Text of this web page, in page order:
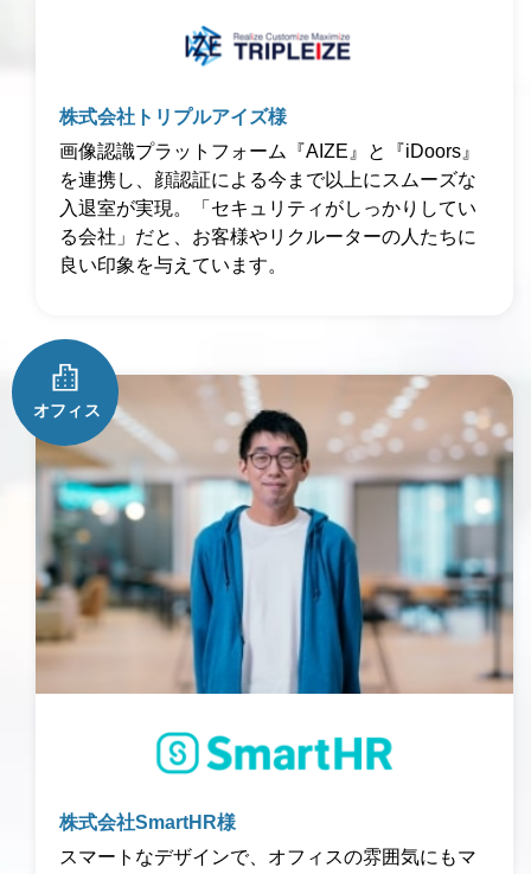
株式会社トリプルアイズ様
画像認識プラットフォーム『AIZE』と『iDoors』
を連携し、顔認証による今まで以上にスムーズな
入退室が実現。「セキュリティがしっかりしてい
る会社」だと、お客様やリクルーターの人たちに
良い印象を与えています。
株式会社SmartHR様
スマートなデザインで、オフィスの雰囲気にもマ